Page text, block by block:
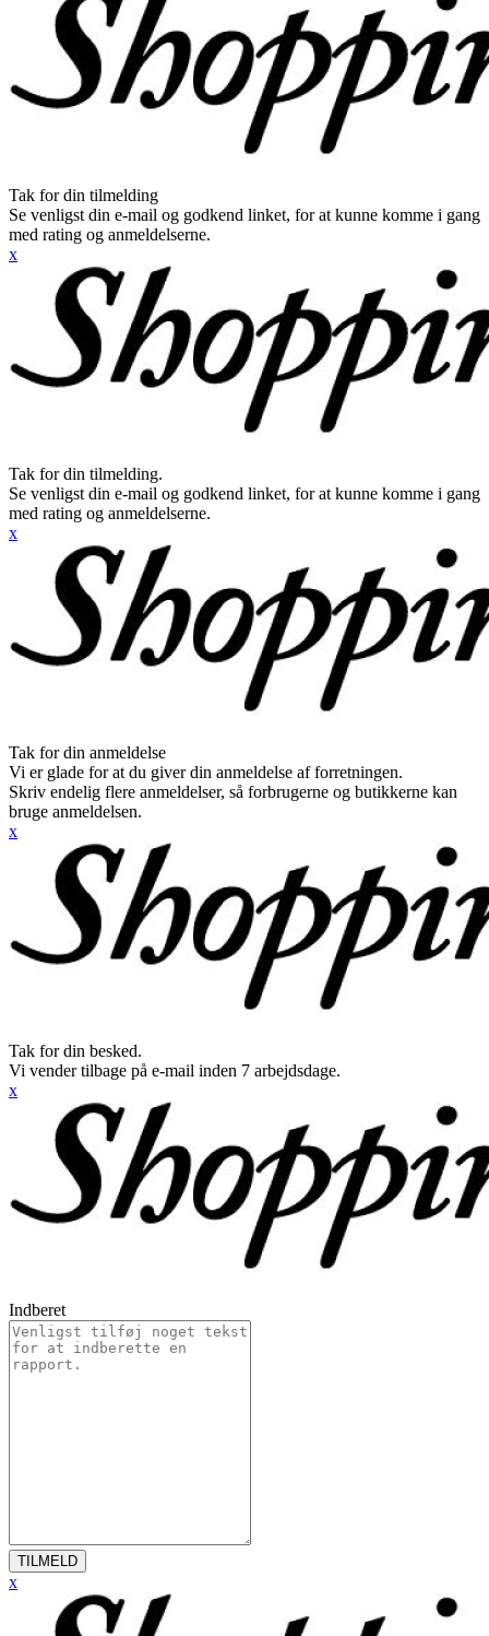
Tak for din tilmelding
Se venligst din e-mail og godkend linket, for at kunne komme i gang
med rating og anmeldelserne.
x
Tak for din tilmelding.
Se venligst din e-mail og godkend linket, for at kunne komme i gang
med rating og anmeldelserne.
x
Tak for din anmeldelse
Vi er glade for at du giver din anmeldelse af forretningen.
Skriv endelig flere anmeldelser, så forbrugerne og butikkerne kan
bruge anmeldelsen.
x
Tak for din besked.
Vi vender tilbage på e-mail inden 7 arbejdsdage.
x
Indberet
TILMELD
x